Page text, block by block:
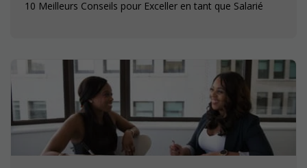
10 Meilleurs Conseils pour Exceller en tant que Salarié